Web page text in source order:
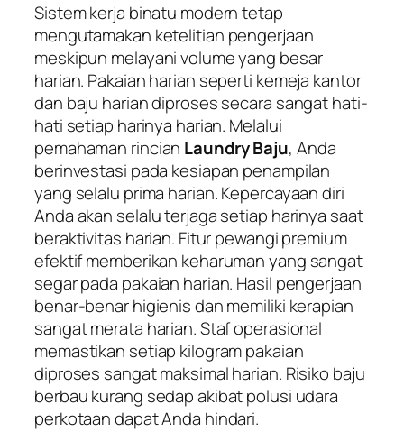
Sistem kerja binatu modern tetap
mengutamakan ketelitian pengerjaan
meskipun melayani volume yang besar
harian. Pakaian harian seperti kemeja kantor
dan baju harian diproses secara sangat hati-
hati setiap harinya harian. Melalui
pemahaman rincian Laundry Baju, Anda
berinvestasi pada kesiapan penampilan
yang selalu prima harian. Kepercayaan diri
Anda akan selalu terjaga setiap harinya saat
beraktivitas harian. Fitur pewangi premium
efektif memberikan keharuman yang sangat
segar pada pakaian harian. Hasil pengerjaan
benar-benar higienis dan memiliki kerapian
sangat merata harian. Staf operasional
memastikan setiap kilogram pakaian
diproses sangat maksimal harian. Risiko baju
berbau kurang sedap akibat polusi udara
perkotaan dapat Anda hindari.